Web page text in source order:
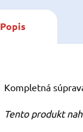
Popis
Kompletná
Tento produkt